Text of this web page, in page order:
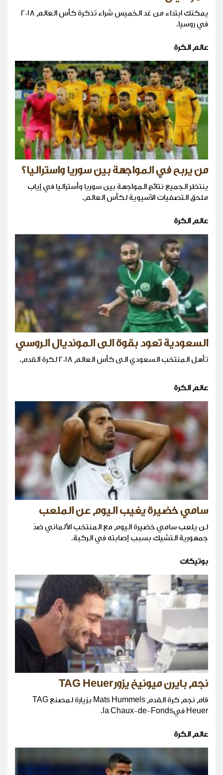
يمكنك ابتداء من غد الخميس شراء تذكرة كأس العالم ٢٠١٨
في روسيا.
عالم الكرة
من يربح في المواجهة بين سوريا واستراليا؟
ينتظر الجميع نتائج المواجهة بين سوريا وأستراليا في إياب
ملحق التصفيات الآسيوية لكأس العالم.
عالم الكرة
السعودية تعود بقوة الى المونديال الروسي
تأهل المنتخب السعودي الى كأس العالم ٢٠١٨ لكرة القدم.
عالم الكرة
سامي خضيرة يغيب اليوم عن الملعب
لن يلعب سامي خضيرة اليوم مع المنتخب الألماني ضدّ
جمهورية التشيك بسبب إصابته في الركبة.
بوتيكات
نجم بايرن ميونيخ يزورTAG Heuer
قام نجم كرة القدم Mats Hummels بزيارة لمصنع TAG
Heuer فيla Chaux-de-Fonds.
عالم الكرة